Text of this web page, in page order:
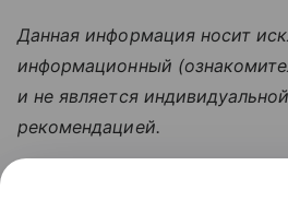
Данная информация носит
информационный
и не является
рекомендацией.